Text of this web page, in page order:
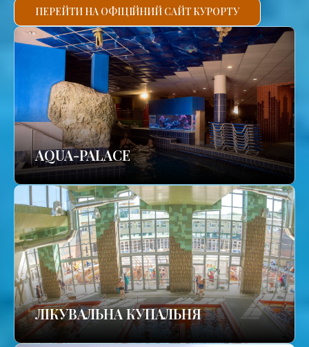
ПЕРЕЙТИ НА ОФІЦІЙНИЙ САЙТ КУРОРТУ
AQUA-PALACE
ЛІКУВАЛЬНА КУПАЛЬНЯ